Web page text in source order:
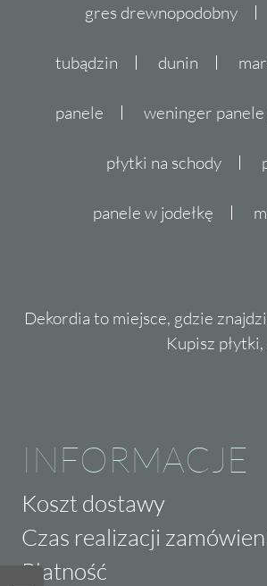
gres drewnopodobny
tubądzin dunin
panele weninger panele
płytki na schody
panele w jodełkę
Dekordia to miejsce, gdzie
Kupisz
INFORMACJE
Koszt dostawy
Czas realizacji
Płatność